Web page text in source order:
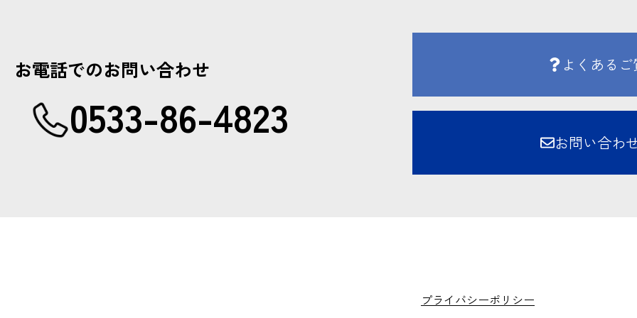
お電話でのお問い合わせ
0533-86-4823
よくあるご
お問い合わ
プライバシーポリシー